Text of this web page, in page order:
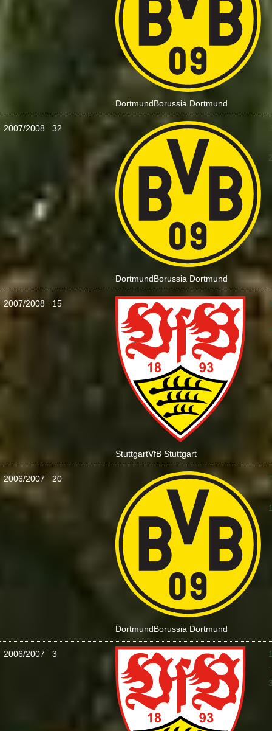
DortmundBorussia Dortmund
2007/2008 32
DortmundBorussia Dortmund
2007/2008 15
StuttgartVfB Stuttgart
:
2006/2007 20
DortmundBorussia Dortmund
:
2006/2007 3
: